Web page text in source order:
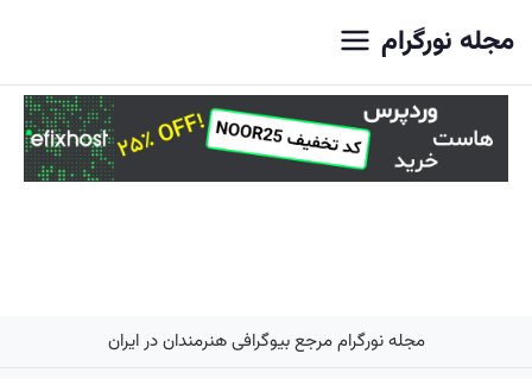
مجله نورگرام
مجله نورگرام مرجع بیوگرافی هنرمندان در ایران